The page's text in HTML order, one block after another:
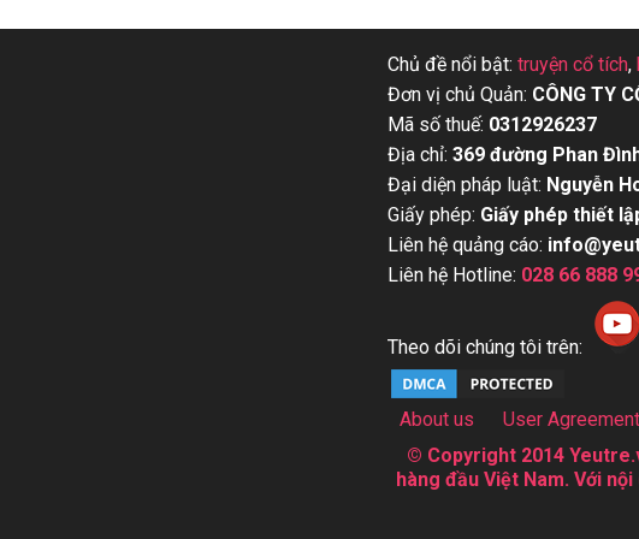
Chủ đề nổi bật: truyện cổ tích,
Đơn vị chủ Quản: CÔNG TY
Mã số thuế: 0312926237
Địa chỉ: 369 đường Phan
Đại diện pháp luật: Nguyễn
Giấy phép: Giấy phép thiết
Liên hệ quảng cáo:
Liên hệ Hotline: 028 66 888
Theo dõi chúng tôi trên:
About us User Agreement
© Copyright 2014
hàng đầu Việt Nam. Với